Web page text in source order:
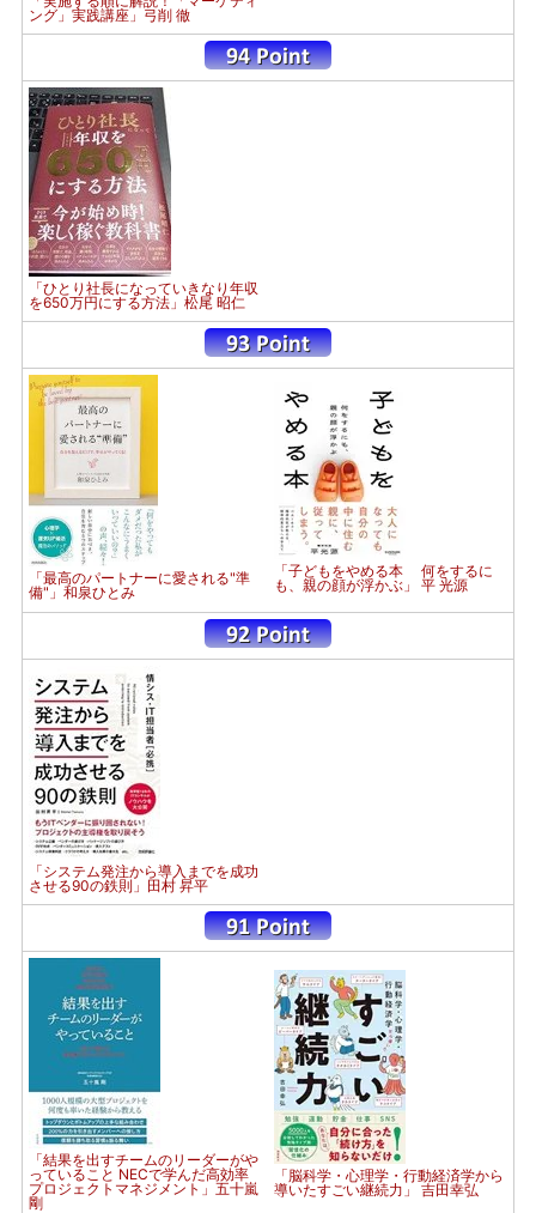
ング」実践講座」弓削 徹
「ひとり社長になっていきなり年収
を650万円にする方法」松尾 昭仁
「最高のパートナーに愛される"準
備"」和泉ひとみ
「子どもをやめる本 何をするに
も、親の顔が浮かぶ」 平 光源
「システム発注から導入までを成功
させる90の鉄則」田村 昇平
「結果を出すチームのリーダーがや
っていること NECで学んだ高効率
プロジェクトマネジメント」五十嵐
剛
「脳科学・心理学・行動経済学から
導いたすごい継続力」 吉田幸弘